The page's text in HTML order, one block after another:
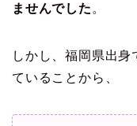
ませんでした 。
しかし、福岡県出身
ていることから、